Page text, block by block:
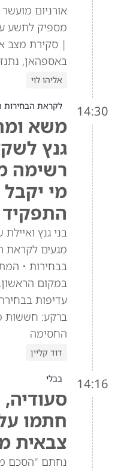
אורניום
מספיק לתשע
| סקירת מצב
באספהאן, נתנז
אליהו לוי
14:30 לקראת הבחירות
משא
גנץ
רשימה
מי
התפקיד
בני גנץ
מגעים לקראת
בבחירות •
במקום
עדיפות
ברקע: חששות
החסימה
דוד קליין
14:16 בבלי
חתמו
צבאית
נחתם "הסכם